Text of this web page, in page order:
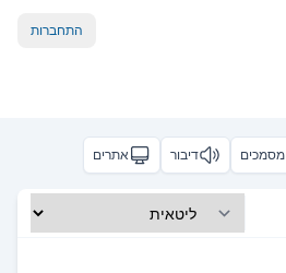
התחברות
מסמכים דיבור אתרים